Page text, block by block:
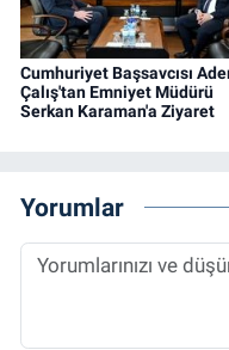
Cumhuriyet Başsavcısı
Çalış'tan Emniyet Müdürü
Serkan Karaman'a Ziyaret
Yorumlar